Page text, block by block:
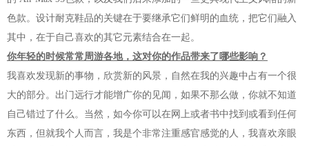
色款。设计耐克鞋品的关键在于要继承它们鲜明的血统，把它们融入
其中，在于自己喜欢的其它元素结合在一起。
你年轻的时候常常周游各地，这对你的作品带来了哪些影响？
我喜欢发现新的事物，欣赏新的风景，自然在我的兴趣中占有一个很
大的部分。出门远行才能增广你的见闻，如果不那么做，你就不知道
自己错过了什么。当然，如今你可以在网上或者书中找到或看到任何
东西，但就我个人而言，我是个非常注重感官感觉的人，我喜欢亲眼